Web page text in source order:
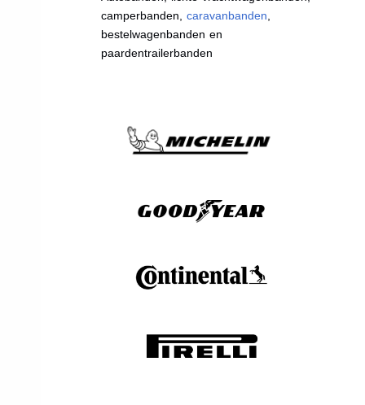
camperbanden, caravanbanden,
bestelwagenbanden en
paardentrailerbanden